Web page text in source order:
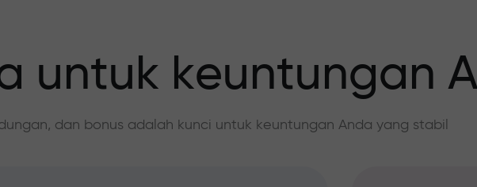
untuk keuntungan
dan bonus adalah kunci untuk keuntungan Anda yang stabil